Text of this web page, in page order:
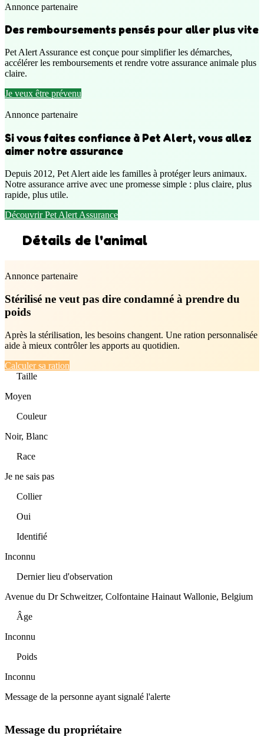
Annonce partenaire
Des remboursements pensés pour aller plus vite
Pet Alert Assurance est conçue pour simplifier les démarches,
accélérer les remboursements et rendre votre assurance animale plus
claire.
Je veux être prévenu
Annonce partenaire
Si vous faites confiance à Pet Alert, vous allez
aimer notre assurance
Depuis 2012, Pet Alert aide les familles à protéger leurs animaux.
Notre assurance arrive avec une promesse simple : plus claire, plus
rapide, plus utile.
Découvrir Pet Alert Assurance
Détails de l'animal
Annonce partenaire
Stérilisé ne veut pas dire condamné à prendre du
poids
Après la stérilisation, les besoins changent. Une ration personnalisée
aide à mieux contrôler les apports au quotidien.
Calculer sa ration
Taille
Moyen
Couleur
Noir, Blanc
Race
Je ne sais pas
Collier
Oui
Identifié
Inconnu
Dernier lieu d'observation
Avenue du Dr Schweitzer, Colfontaine Hainaut Wallonie, Belgium
Âge
Inconnu
Poids
Inconnu
Message de la personne ayant signalé l'alerte
Message du propriétaire